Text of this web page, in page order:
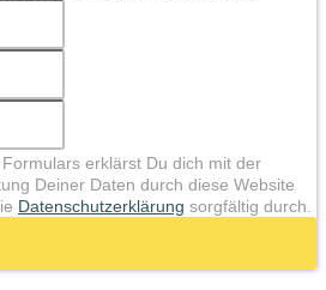
erklärst Du dich mit der
Deiner Daten durch diese Website
Datenschutzerklärung sorgfältig durch.